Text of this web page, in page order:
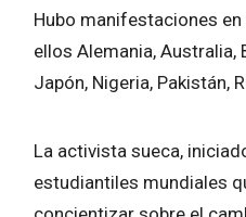
Hubo manifestaciones
ellos Alemania, Australia,
Japón, Nigeria, Pakistán,
La activista sueca,
estudiantiles mundiales